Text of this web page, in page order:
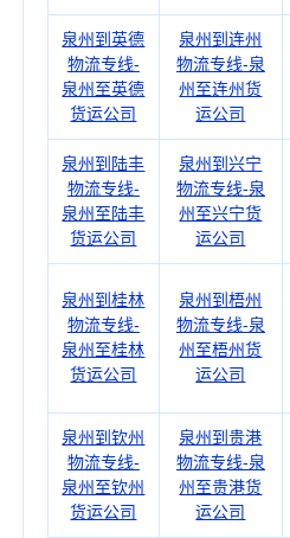
泉州到英德
物流专线-
泉州至英德
货运公司
泉州到连州
物流专线-泉
州至连州货
运公司
泉州到陆丰
物流专线-
泉州至陆丰
货运公司
泉州到兴宁
物流专线-泉
州至兴宁货
运公司
泉州到桂林
物流专线-
泉州至桂林
货运公司
泉州到梧州
物流专线-泉
州至梧州货
运公司
泉州到钦州
物流专线-
泉州至钦州
货运公司
泉州到贵港
物流专线-泉
州至贵港货
运公司